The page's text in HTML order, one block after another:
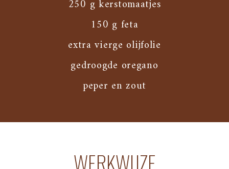
250 g kerstomaatjes
150 g feta
extra vierge olijfolie
gedroogde oregano
peper en zout